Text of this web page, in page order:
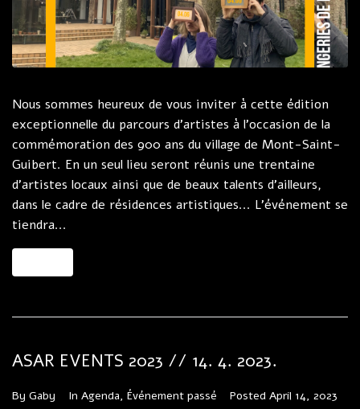
Nous sommes heureux de vous inviter à cette édition
exceptionnelle du parcours d'artistes à l'occasion de la
commémoration des 900 ans du village de Mont-Saint-
Guibert. En un seul lieu seront réunis une trentaine
d'artistes locaux ainsi que de beaux talents d'ailleurs,
dans le cadre de résidences artistiques... L'événement se
tiendra...
ASAR EVENTS 2023 // 14. 4. 2023.
By Gaby In Agenda, Événement passé Posted April 14, 2023